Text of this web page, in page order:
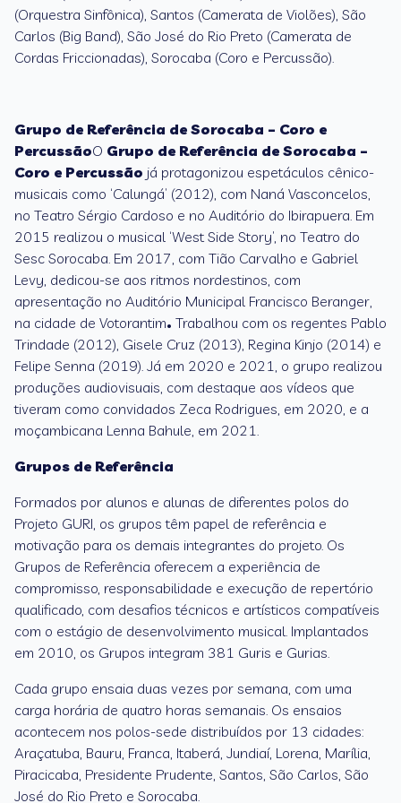
(Orquestra Sinfônica), Santos (Camerata de Violões), São
Carlos (Big Band), São José do Rio Preto (Camerata de
Cordas Friccionadas), Sorocaba (Coro e Percussão).
Grupo de Referência de Sorocaba – Coro e
PercussãoO Grupo de Referência de Sorocaba –
Coro e Percussão já protagonizou espetáculos cênico-
musicais como ‘Calungá’ (2012), com Naná Vasconcelos,
no Teatro Sérgio Cardoso e no Auditório do Ibirapuera. Em
2015 realizou o musical ‘West Side Story’, no Teatro do
Sesc Sorocaba. Em 2017, com Tião Carvalho e Gabriel
Levy, dedicou-se aos ritmos nordestinos, com
apresentação no Auditório Municipal Francisco Beranger,
na cidade de Votorantim. Trabalhou com os regentes Pablo
Trindade (2012), Gisele Cruz (2013), Regina Kinjo (2014) e
Felipe Senna (2019). Já em 2020 e 2021, o grupo realizou
produções audiovisuais, com destaque aos vídeos que
tiveram como convidados Zeca Rodrigues, em 2020, e a
moçambicana Lenna Bahule, em 2021.
Grupos de Referência
Formados por alunos e alunas de diferentes polos do
Projeto GURI, os grupos têm papel de referência e
motivação para os demais integrantes do projeto. Os
Grupos de Referência oferecem a experiência de
compromisso, responsabilidade e execução de repertório
qualificado, com desafios técnicos e artísticos compatíveis
com o estágio de desenvolvimento musical. Implantados
em 2010, os Grupos integram 381 Guris e Gurias.
Cada grupo ensaia duas vezes por semana, com uma
carga horária de quatro horas semanais. Os ensaios
acontecem nos polos-sede distribuídos por 13 cidades:
Araçatuba, Bauru, Franca, Itaberá, Jundiaí, Lorena, Marília,
Piracicaba, Presidente Prudente, Santos, São Carlos, São
José do Rio Preto e Sorocaba.